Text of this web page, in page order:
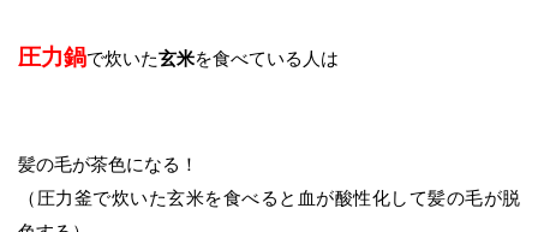
圧力鍋で炊いた玄米を食べている人は
髪の毛が茶色になる！
（圧力釜で炊いた玄米を食べると血が酸性化して髪の毛が脱